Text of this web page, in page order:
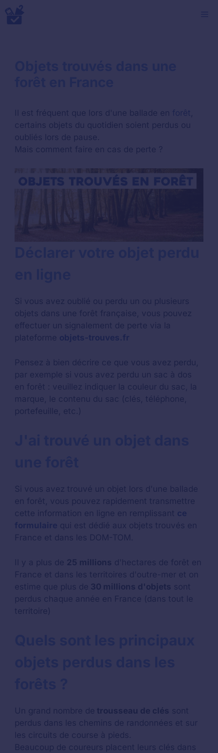
Aller
au
Il est fréquent que lors d'une ballade en forêt,
certains objets du quotidien soient perdus ou
oubliés lors de pause.
Mais comment faire en cas de perte ?
Si vous avez oublié ou perdu un ou plusieurs
objets dans une forêt française, vous pouvez
effectuer un signalement de perte via la
plateforme objets-trouves.fr
Pensez à bien décrire ce que vous avez perdu,
par exemple si vous avez perdu un sac à dos
en forêt : veuillez indiquer la couleur du sac, la
marque, le contenu du sac (clés, téléphone,
portefeuille, etc.)
Si vous avez trouvé un objet lors d'une ballade
en forêt, vous pouvez rapidement transmettre
cette information en ligne en remplissant ce
formulaire qui est dédié aux objets trouvés en
France et dans les DOM-TOM.
Il y a plus de 25 millions d'hectares de forêt en
France et dans les territoires d'outre-mer et on
estime que plus de 30 millions d'objets sont
perdus chaque année en France (dans tout le
territoire)
Un grand nombre de trousseau de clés sont
perdus dans les chemins de randonnées et sur
les circuits de course à pieds.
Beaucoup de coureurs placent leurs clés dans